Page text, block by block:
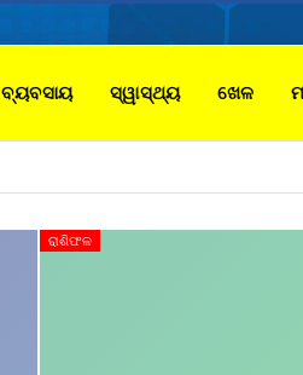
ବ୍ୟବସାୟ ସ୍ୱାସ୍ଥ୍ୟ ଖେଳ
ରାଶିଫଳ